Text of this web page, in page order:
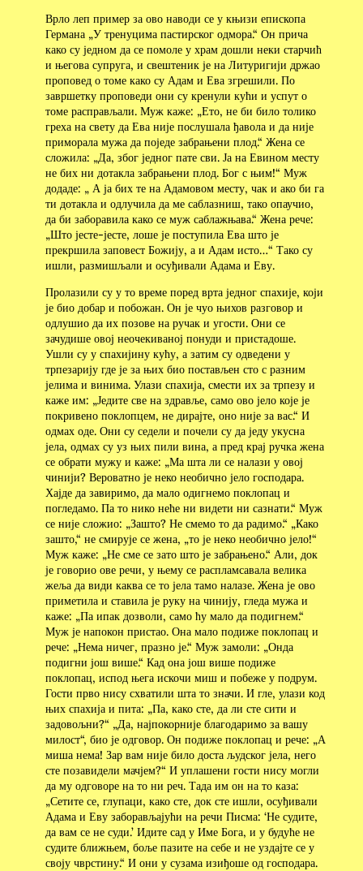
Врло леп пример за ово наводи се у књизи епископа
Германа „У тренуцима пастирског одмора.“ Он прича
како су једном да се помоле у храм дошли неки старчић
и његова супруга, и свештеник је на Литуригији држао
проповед о томе како су Адам и Ева згрешили. По
завршетку проповеди они су кренули кући и успут о
томе расправљали. Муж каже: „Ето, не би било толико
греха на свету да Ева није послушала ђавола и да није
приморала мужа да поједе забрањени плод.“ Жена се
сложила: „Да, због једног пате сви. Ја на Евином месту
не бих ни дотакла забрањени плод. Бог с њим!“ Муж
додаде: „ А ја бих те на Адамовом месту, чак и ако би га
ти дотакла и одлучила да ме саблазниш, тако опаучио,
да би заборавила како се муж саблажњава.“ Жена рече:
„Што јесте-јесте, лоше је поступила Ева што је
прекршила заповест Божију, а и Адам исто…“ Тако су
ишли, размишљали и осуђивали Адама и Еву.
Пролазили су у то време поред врта једног спахије, који
је био добар и побожан. Он је чуо њихов разговор и
одлушио да их позове на ручак и угости. Они се
зачудише овој неочекиваној понуди и пристадоше.
Ушли су у спахијину кућу, а затим су одведени у
трпезарију где је за њих био постављен сто с разним
јелима и винима. Улази спахија, смести их за трпезу и
каже им: „Једите све на здравље, само ово јело које је
покривено поклопцем, не дирајте, оно није за вас.“ И
одмах оде. Они су седели и почели су да једу укусна
јела, одмах су уз њих пили вина, а пред крај ручка жена
се обрати мужу и каже: „Ма шта ли се налази у овој
чинији? Вероватно је неко необично јело господара.
Хајде да завиримо, да мало одигнемо поклопац и
погледамо. Па то нико неће ни видети ни сазнати.“ Муж
се није сложио: „Зашто? Не смемо то да радимо.“ „Како
зашто,“ не смирује се жена, „то је неко необично јело!“
Муж каже: „Не сме се зато што је забрањено.“ Али, док
је говорио ове речи, у њему се распламсавала велика
жеља да види каква се то јела тамо налазе. Жена је ово
приметила и ставила је руку на чинију, гледа мужа и
каже: „Па ипак дозволи, само ћу мало да подигнем.“
Муж је напокон пристао. Она мало подиже поклопац и
рече: „Нема ничег, празно је.“ Муж замоли: „Онда
подигни још више.“ Кад она још више подиже
поклопац, испод њега искочи миш и побеже у подрум.
Гости прво нису схватили шта то значи. И гле, улази код
њих спахија и пита: „Па, како сте, да ли сте сити и
задовољни?“ „Да, најпокорније благодаримо за вашу
милост“, био је одговор. Он подиже поклопац и рече: „А
миша нема! Зар вам није било доста људског јела, него
сте позавидели мачјем?“ И уплашени гости нису могли
да му одговоре на то ни реч. Тада им он на то каза:
„Сетите се, глупаци, како сте, док сте ишли, осуђивали
Адама и Еву заборављајући на речи Писма: ‘Не судите,
да вам се не суди.’ Идите сад у Име Бога, и у будуће не
судите ближњем, боље пазите на себе и не уздајте се у
своју чврстину.“ И они у сузама изиђоше од господара.